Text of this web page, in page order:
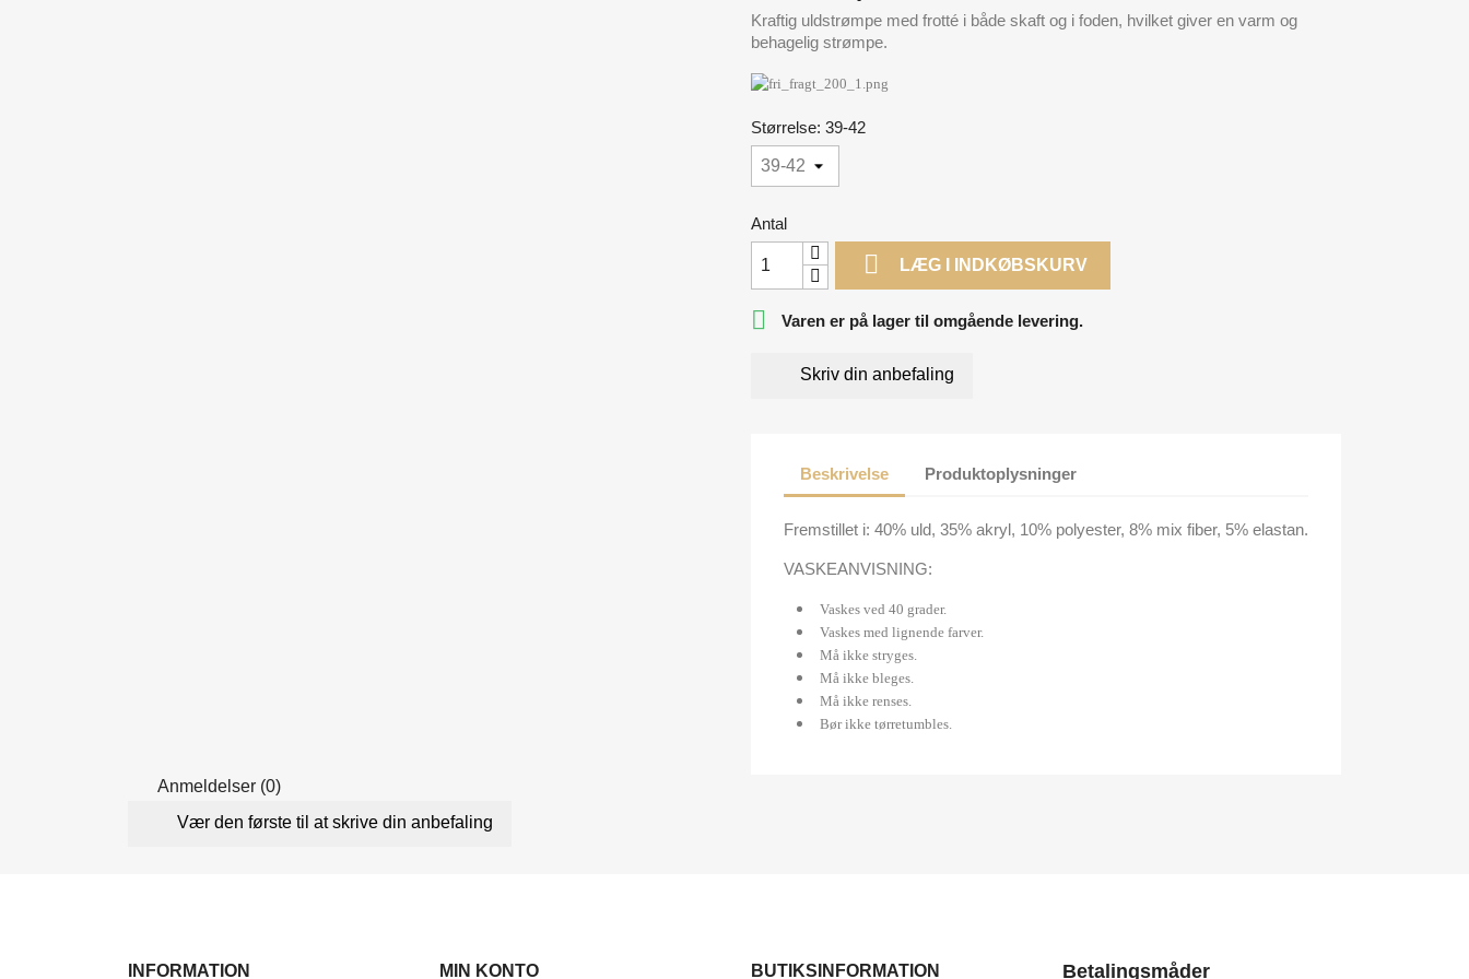
Kraftig uldstrømpe med frotté i både skaft og i foden, hvilket giver en varm og
behagelig strømpe.
Størrelse: 39-42
Antal
 LÆG I INDKØBSKURV
 Varen er på lager til omgående levering.
Skriv din anbefaling
Beskrivelse Produktoplysninger
Fremstillet i: 40% uld, 35% akryl, 10% polyester, 8% mix fiber, 5% elastan.
VASKEANVISNING:
Vaskes ved 40 grader.
Vaskes med lignende farver.
Må ikke stryges.
Må ikke bleges.
Må ikke renses.
Bør ikke tørretumbles.
Anmeldelser (0)
Vær den første til at skrive din anbefaling
INFORMATION MIN KONTO BUTIKSINFORMATION Betalingsmåder